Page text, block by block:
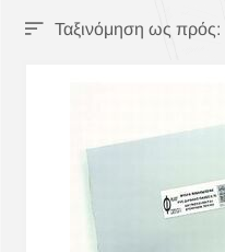
Ταξινόμηση ως πρός: